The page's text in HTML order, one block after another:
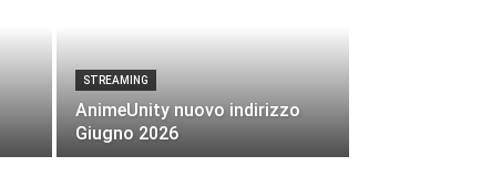
STREAMING
AnimeUnity nuovo indirizzo
Giugno 2026